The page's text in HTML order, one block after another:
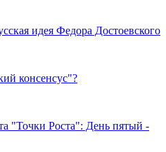
идея Федора Достоевского
консенсус"?
"Точки Роста": День пятый -